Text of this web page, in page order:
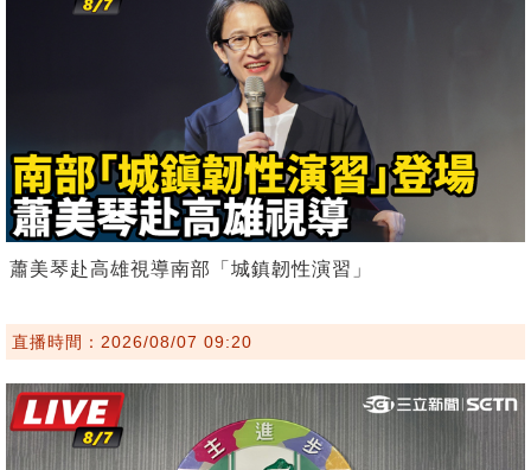
蕭美琴赴高雄視導南部「城鎮韌性演習」
直播時間：2026/08/07 09:20